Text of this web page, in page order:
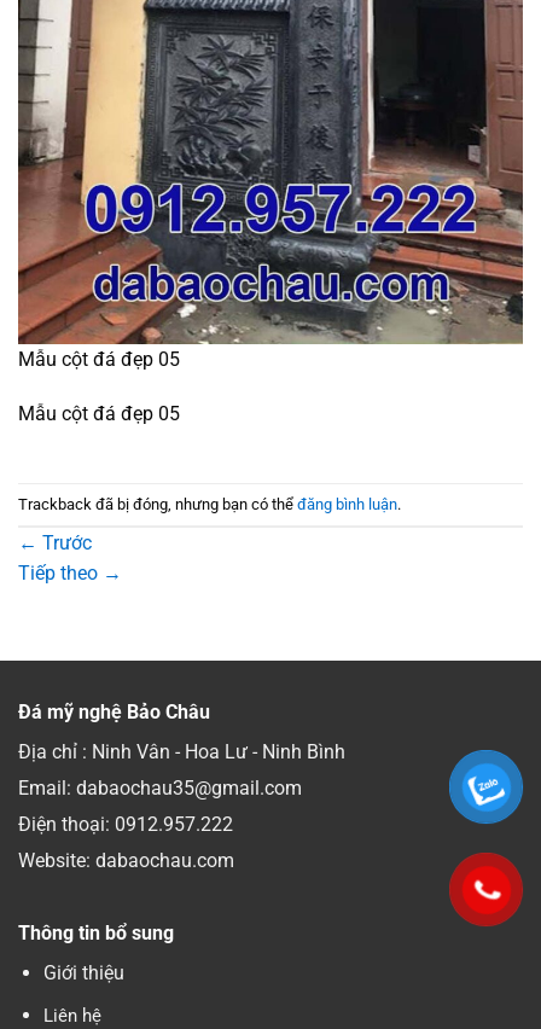
Mẫu cột đá đẹp 05
Mẫu cột đá đẹp 05
Trackback đã bị đóng, nhưng bạn có thể đăng bình luận.
← Trước
Tiếp theo →
Đá mỹ nghệ Bảo Châu
Địa chỉ : Ninh Vân - Hoa Lư - Ninh Bình
Email: dabaochau35@gmail.com
Điện thoại: 0912.957.222
Website: dabaochau.com
Thông tin bổ sung
Giới thiệu
Liên hệ